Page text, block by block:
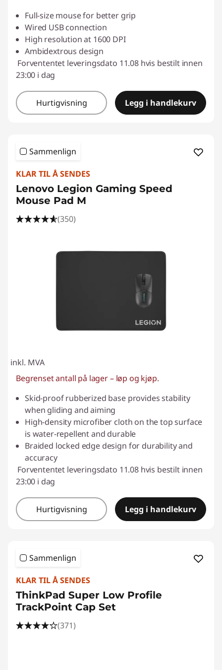
Full-size mouse for better grip
Wired USB connection
High resolution at 1600 DPI
Ambidextrous design
Forvententet leveringsdato 11.08 hvis bestilt innen
23:00 i dag
Hurtigvisning Legg i handlekurv
Sammenlign
KLAR TIL Å SENDES
Lenovo Legion Gaming Speed
Mouse Pad M
(350)
inkl. MVA
Begrenset antall på lager – løp og kjøp.
Skid-proof rubberized base provides stability
when gliding and aiming
High-density microfiber cloth on the top surface
is water-repellent and durable
Braided locked edge design for durability and
accuracy
Forvententet leveringsdato 11.08 hvis bestilt innen
23:00 i dag
Hurtigvisning Legg i handlekurv
Sammenlign
KLAR TIL Å SENDES
ThinkPad Super Low Profile
TrackPoint Cap Set
(371)